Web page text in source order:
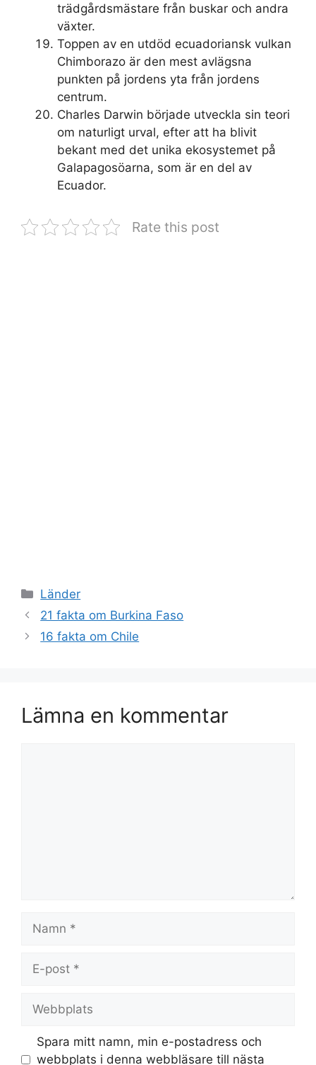
trädgårdsmästare från buskar och andra
växter.
Toppen av en utdöd ecuadoriansk vulkan
Chimborazo är den mest avlägsna
punkten på jordens yta från jordens
centrum.
Charles Darwin började utveckla sin teori
om naturligt urval, efter att ha blivit
bekant med det unika ekosystemet på
Galapagosöarna, som är en del av
Ecuador.
Rate this post
Kategorier
Länder
21 fakta om Burkina Faso
16 fakta om Chile
Lämna en kommentar
post
Spara mitt namn, min e-postadress och
webbplats i denna webbläsare till nästa